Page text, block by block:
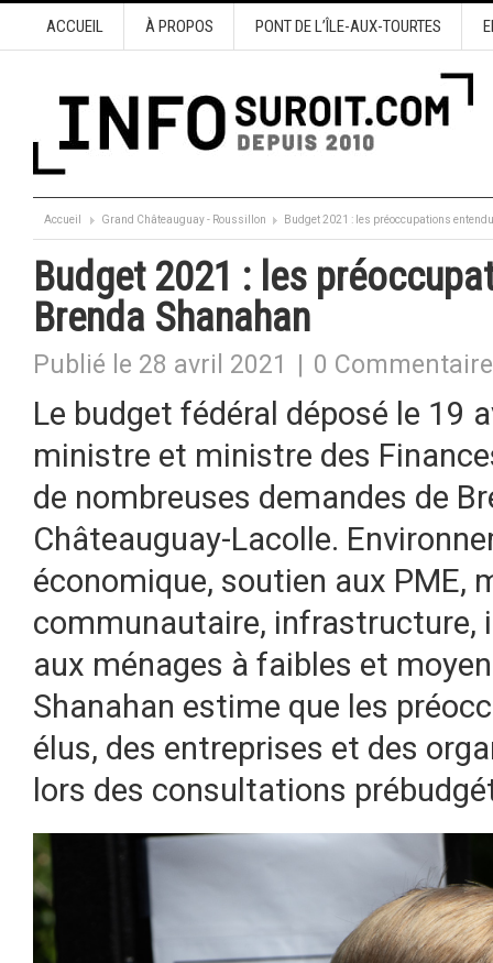
ACCUEIL À PROPOS PONT DE L’ÎLE-AUX-TOURTES
Accueil Grand Châteauguay - Roussillon Budget 2021 : les préoccupations
Budget 2021 : les
Brenda Shanahan
Publié le 28 avril 2021 0 Commentaire
Le budget fédéral déposé le 19
ministre et ministre des
de nombreuses demandes de
Châteauguay-Lacolle.
économique, soutien aux PME,
communautaire, infrastructure,
aux ménages à faibles et
Shanahan estime que les
élus, des entreprises et des
lors des consultations